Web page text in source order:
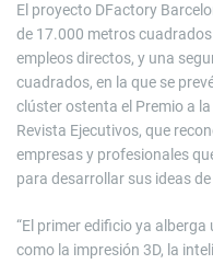
El proyecto DFactory
de 17.000 metros
empleos directos, y una
cuadrados, en la que se
clúster ostenta el Premio a
Revista Ejecutivos, que
empresas y profesionales
para desarrollar sus ideas
“El primer edificio ya
como la impresión 3D, la